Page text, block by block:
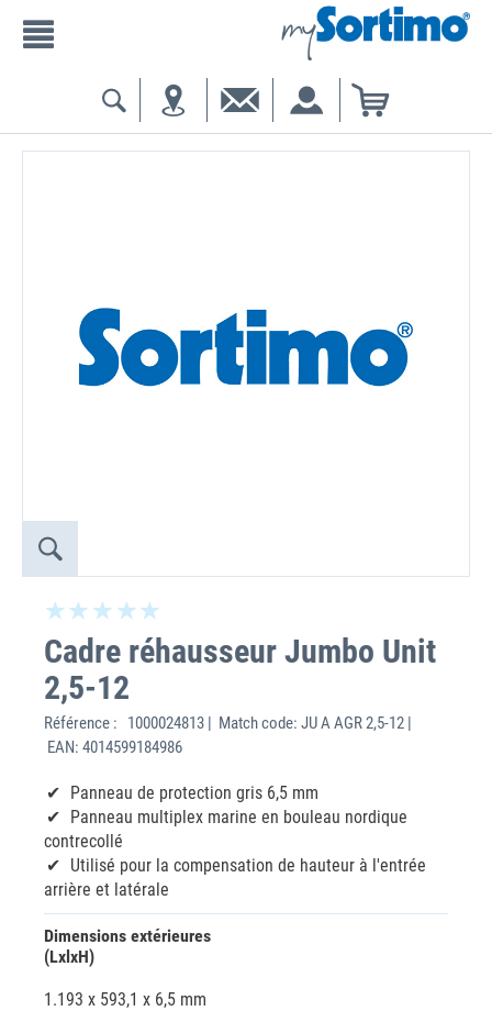
Cadre réhausseur Jumbo Unit
2,5-12
Référence :
1000024813 | Match code: JU A AGR 2,5-12 |
EAN: 4014599184986
Panneau de protection gris 6,5 mm
Panneau multiplex marine en bouleau nordique
contrecollé
Utilisé pour la compensation de hauteur à l'entrée
arrière et latérale
Dimensions extérieures
(LxlxH)
1.193 x 593,1 x 6,5 mm